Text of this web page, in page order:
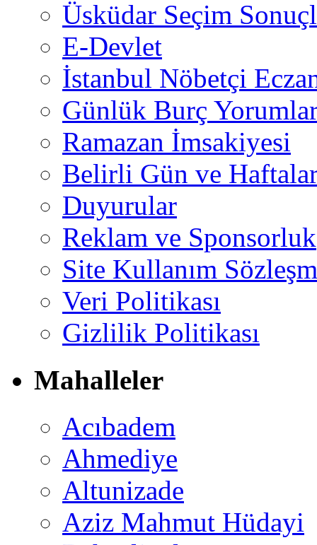
Üsküdar Seçim
E-Devlet
İstanbul Nöbetçi
Günlük Burç
Ramazan İmsakiyesi
Belirli Gün ve
Duyurular
Reklam ve Sponsorluk
Site Kullanım
Veri Politikası
Gizlilik Politikası
Mahalleler
Acıbadem
Ahmediye
Altunizade
Aziz Mahmut Hüdayi